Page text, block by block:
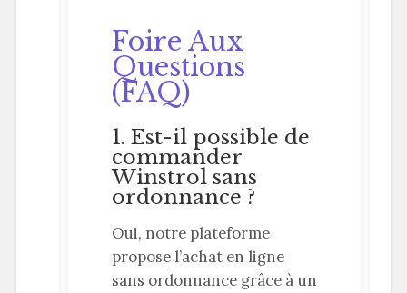
Foire Aux
Questions
(FAQ)
1. Est-il possible de
commander
Winstrol sans
ordonnance ?
Oui, notre plateforme
propose l’achat en ligne
sans ordonnance grâce à un